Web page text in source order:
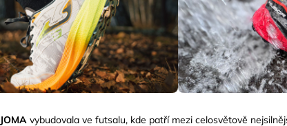
JOMA vybudovala ve futsalu, kde patří mezi celosvětově